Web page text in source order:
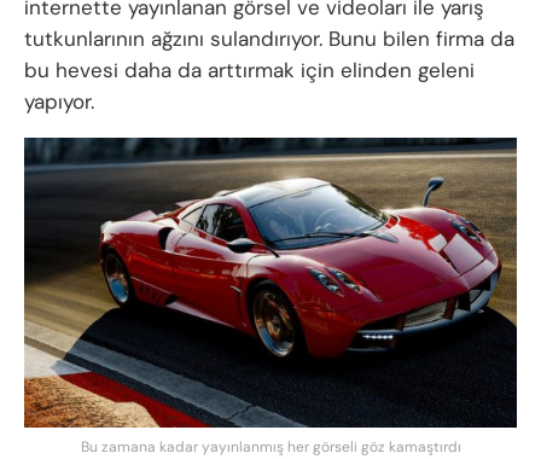
internette yayınlanan görsel ve videoları ile yarış
tutkunlarının ağzını sulandırıyor. Bunu bilen firma da
bu hevesi daha da arttırmak için elinden geleni
yapıyor.
Bu zamana kadar yayınlanmış her görseli göz kamaştırdı